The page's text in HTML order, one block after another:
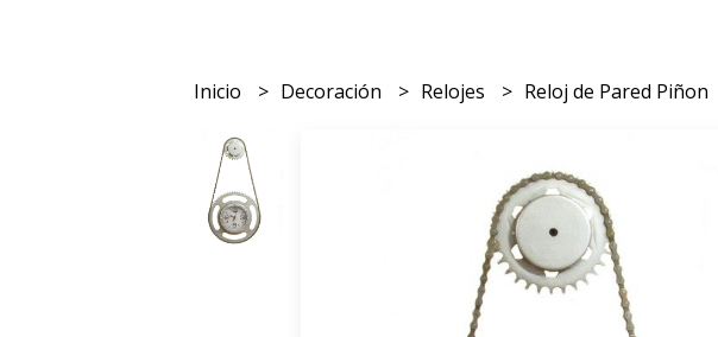
Inicio Decoración Relojes Reloj de Pared Piñon